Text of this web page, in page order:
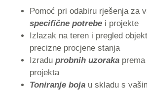
Pomoć pri odabiru rješenja za
specifične potrebe i projekte
Izlazak na teren i pregled
precizne procjene stanja
Izradu probnih uzoraka
projekta
Toniranje boja u skladu s